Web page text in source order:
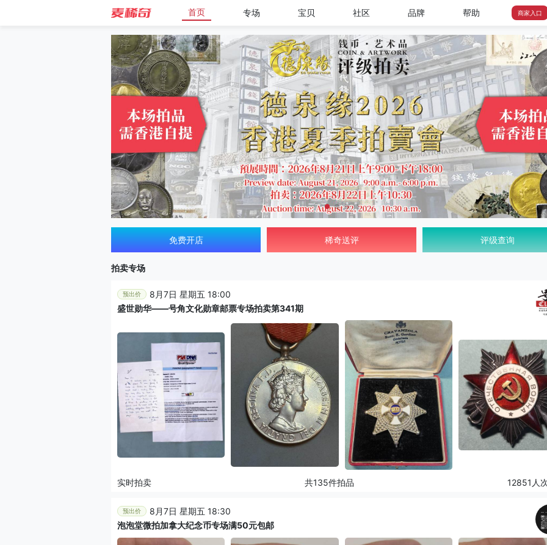
首页 专场 宝贝 社区 品牌 帮助 商家入口
免费开店 稀奇送评 评级查询
拍卖专场
预出价
8月7日 星期五 18:00
盛世勋华——号角文化勋章邮票专场拍卖第341期
实时拍卖 共135件拍品 12851人
预出价
8月7日 星期五 18:30
泡泡堂微拍加拿大纪念币专场满50元包邮